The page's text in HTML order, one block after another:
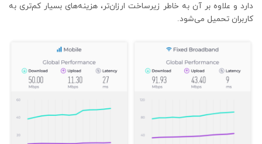
دارد و علاوه بر آن به خاطر زیرساخت ارزان‌تر، هزینه‌های بسیار کم‌تری به
کاربران تحمیل می‌شود.